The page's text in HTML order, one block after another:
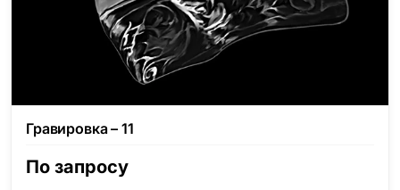
Гравировка – 11
По запросу